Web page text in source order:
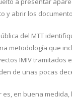
y abrir los
del MTT
metodología que
IMIV tramitados
de unas pocas
en buena